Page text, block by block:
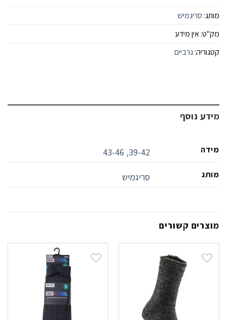
מותג: סריגמיש
מק"ט:אין מידע
קטגוריה:גרביים
מידע נוסף
מידה 39-42
,
43-46
מותג סריגמיש
מוצרים קשורים